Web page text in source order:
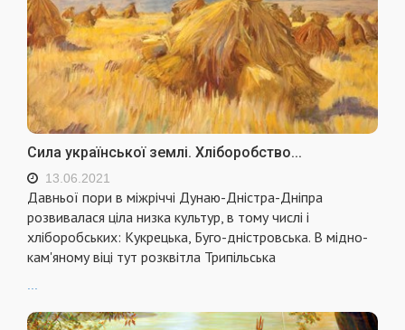
Сила української землі. Хліборобство...
13.06.2021
Давньої пори в міжріччі Дунаю-Дністра-Дніпра
розвивалася ціла низка культур, в тому числі і
хліборобських: Кукрецька, Буго-дністровська. В мідно-
кам'яному віці тут розквітла Трипільська
...